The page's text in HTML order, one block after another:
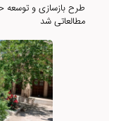
طرح بازسازی و توسعه
مطالعاتی شد